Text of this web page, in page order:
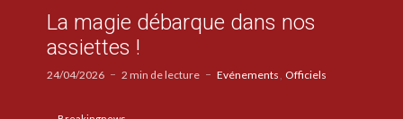
La magie débarque dans nos
assiettes !
24/04/2026 2 min de lecture Evénements Officiels